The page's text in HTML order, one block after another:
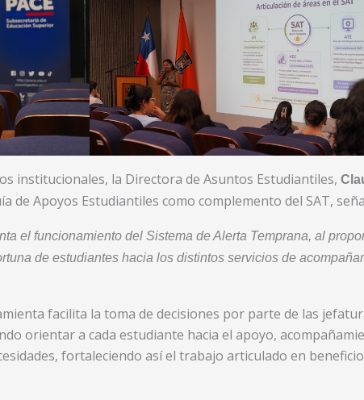
institucionales, la Directora de Asuntos Estudiantiles,
de Apoyos Estudiantiles como complemento del SAT,
el funcionamiento del Sistema de Alerta Temprana, al
de estudiantes hacia los distintos servicios de
facilita la toma de decisiones por parte de las
orientar a cada estudiante hacia el apoyo,
fortaleciendo así el trabajo articulado en